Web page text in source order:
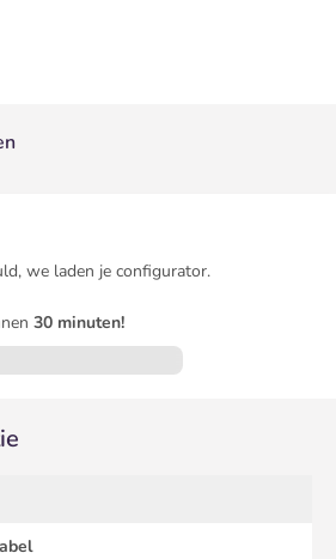
we laden je configurator.
30 minuten!